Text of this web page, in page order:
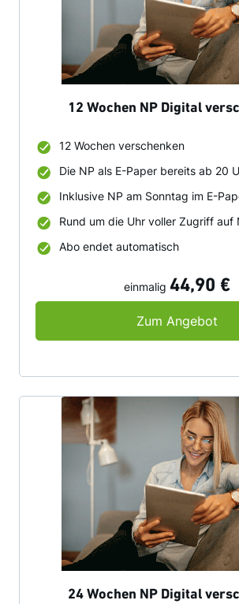
12 Wochen NP Digital
12 Wochen verschenken
Die NP als E-Paper bereits ab 20
Inklusive NP am Sonntag im E-
Rund um die Uhr voller Zugriff auf
Abo endet automatisch
einmalig 44,90 €
Zum Angebot12
24 Wochen NP Digital